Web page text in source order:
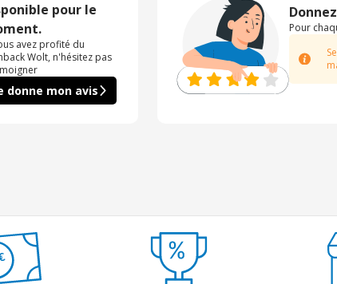
pour le
avez profité du
Wolt, n'hésitez pas
donne mon avis
Pour